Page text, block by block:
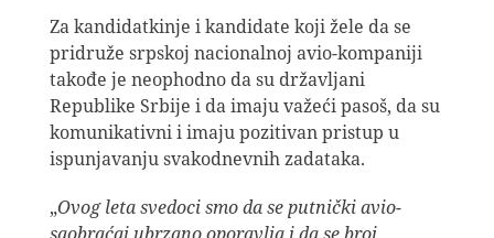
Za kandidatkinje i kandidate koji žele da se
pridruže srpskoj nacionalnoj avio-kompaniji
takođe je neophodno da su državljani
Republike Srbije i da imaju važeći pasoš, da su
komunikativni i imaju pozitivan pristup u
ispunjavanju svakodnevnih zadataka.
„Ovog leta svedoci smo da se putnički avio-
saobraćaj ubrzano oporavlja i da se broj